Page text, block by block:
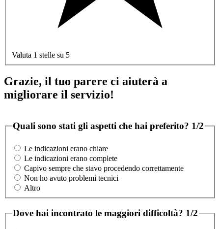
Valuta 1 stelle su 5
Grazie, il tuo parere ci aiuterà a
migliorare il servizio!
Quali sono stati gli aspetti che hai preferito? 1/2
Le indicazioni erano chiare
Le indicazioni erano complete
Capivo sempre che stavo procedendo correttamente
Non ho avuto problemi tecnici
Altro
Dove hai incontrato le maggiori difficoltà? 1/2